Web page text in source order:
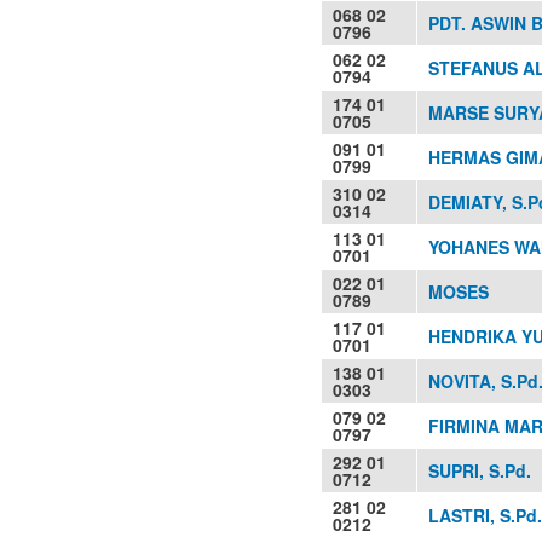
068 02
0796
PDT. ASWIN
062 02
0794
STEFANUS
174 01
0705
MARSE
091 01
0799
HERMAS
310 02
0314
DEMIATY,
113 01
0701
YOHANES
022 01
0789
MOSES
117 01
0701
HENDRIKA
138 01
0303
NOVITA, S.Pd.
079 02
0797
FIRMINA
292 01
0712
SUPRI, S.Pd.
281 02
0212
LASTRI, S.Pd.